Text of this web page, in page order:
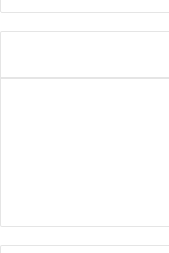
בדקות הפתיחה כדור
לקרן. כמה דקות